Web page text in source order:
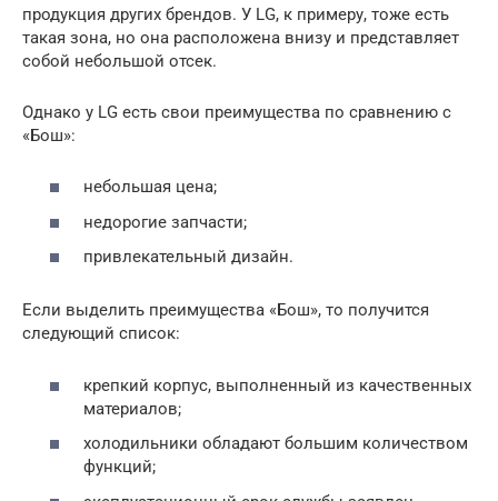
продукция других брендов. У LG, к примеру, тоже есть
такая зона, но она расположена внизу и представляет
собой небольшой отсек.
Однако у LG есть свои преимущества по сравнению с
«Бош»:
небольшая цена;
недорогие запчасти;
привлекательный дизайн.
Если выделить преимущества «Бош», то получится
следующий список:
крепкий корпус, выполненный из качественных
материалов;
холодильники обладают большим количеством
функций;